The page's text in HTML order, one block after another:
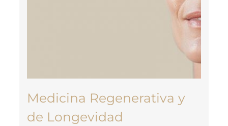
Medicina Regenerativa y
de Longevidad